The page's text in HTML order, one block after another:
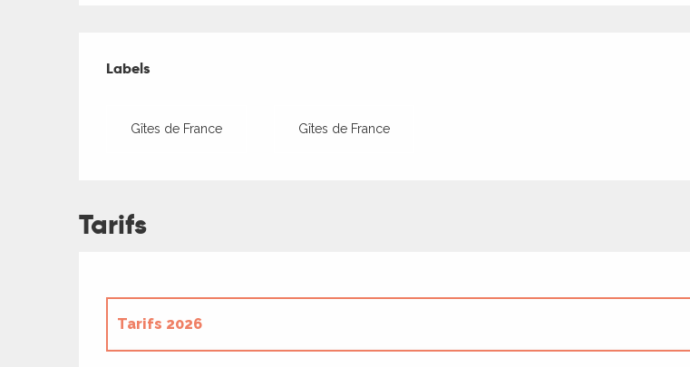
Offres de prestations
Labels
Labels
Gîtes de France Gîtes de France
Tarifs
Tarifs 2026